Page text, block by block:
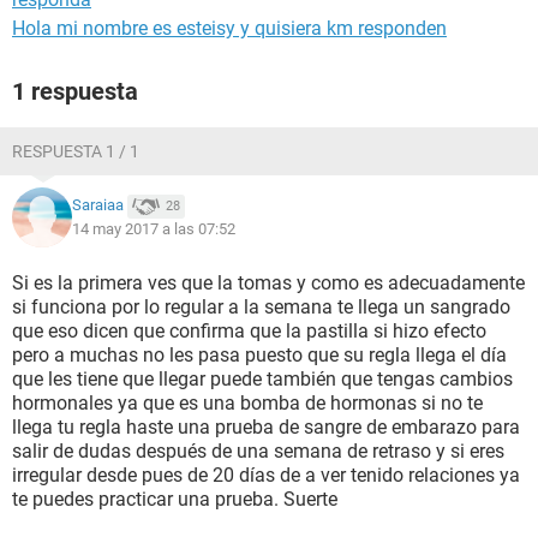
Hola mi nombre es esteisy y quisiera km responden
1 respuesta
RESPUESTA 1 / 1
Saraiaa 28
14 may 2017 a las 07:52
Si es la primera ves que la tomas y como es adecuadamente
si funciona por lo regular a la semana te llega un sangrado
que eso dicen que confirma que la pastilla si hizo efecto
pero a muchas no les pasa puesto que su regla llega el día
que les tiene que llegar puede también que tengas cambios
hormonales ya que es una bomba de hormonas si no te
llega tu regla haste una prueba de sangre de embarazo para
salir de dudas después de una semana de retraso y si eres
irregular desde pues de 20 días de a ver tenido relaciones ya
te puedes practicar una prueba. Suerte